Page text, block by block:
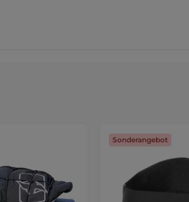
Sonderangebot